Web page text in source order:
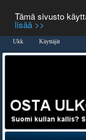
Tämä sivusto
lisää >>
Ukk Käyttäjät